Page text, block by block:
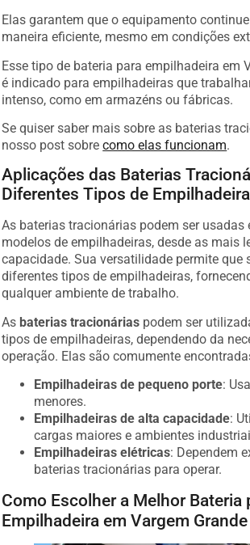
Elas garantem que o equipamento
maneira eficiente, mesmo em condições
Esse tipo de bateria para empilhadeira em
é indicado para empilhadeiras que
intenso, como em armazéns ou fábricas.
Se quiser saber mais sobre as baterias
nosso post sobrecomo elas funcionam.
Aplicações das Baterias
Diferentes Tipos de
As baterias tracionárias podem ser usadas
modelos de empilhadeiras, desde as mais
capacidade. Sua versatilidade permite que
diferentes tipos de empilhadeiras,
qualquer ambiente de trabalho.
As baterias tracionárias podem ser
tipos de empilhadeiras, dependendo da
operação. Elas são comumente
Empilhadeiras de pequeno porte:
menores.
Empilhadeiras de alta capacidade:
cargas maiores e ambientes
Empilhadeiras elétricas: Dependem
baterias tracionárias para operar.
Como Escolher a Melhor Bateria
Empilhadeira em Vargem